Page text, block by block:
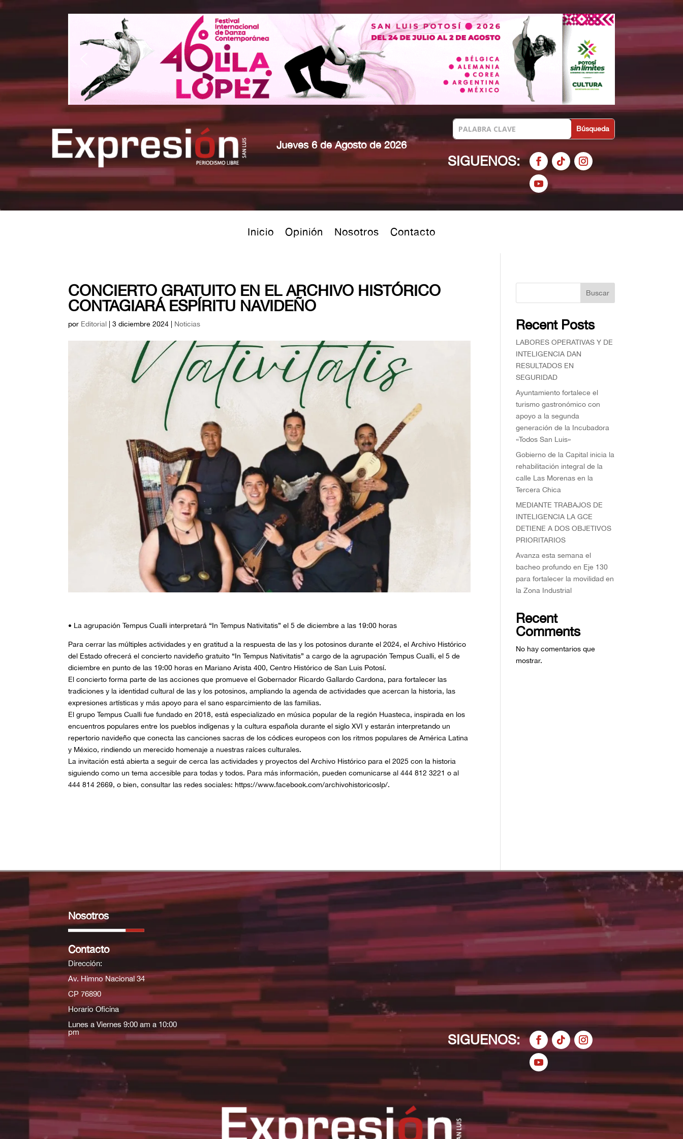
Jueves 6 de Agosto de 2026
SIGUENOS:
Inicio Opinión Nosotros Contacto
CONCIERTO GRATUITO EN EL ARCHIVO HISTÓRICO
CONTAGIARÁ ESPÍRITU NAVIDEÑO
por Editorial |3 diciembre 2024 Noticias
• La agrupación Tempus Cualli interpretará “In Tempus Nativitatis” el 5 de diciembre a las 19:00 horas
Para cerrar las múltiples actividades y en gratitud a la respuesta de las y los potosinos durante el 2024, el Archivo Histórico
del Estado ofrecerá el concierto navideño gratuito “In Tempus Nativitatis” a cargo de la agrupación Tempus Cualli, el 5 de
diciembre en punto de las 19:00 horas en Mariano Arista 400, Centro Histórico de San Luis Potosí.
El concierto forma parte de las acciones que promueve el Gobernador Ricardo Gallardo Cardona, para fortalecer las
tradiciones y la identidad cultural de las y los potosinos, ampliando la agenda de actividades que acercan la historia, las
expresiones artísticas y más apoyo para el sano esparcimiento de las familias.
El grupo Tempus Cualli fue fundado en 2018, está especializado en música popular de la región Huasteca, inspirada en los
encuentros populares entre los pueblos indígenas y la cultura española durante el siglo XVI y estarán interpretando un
repertorio navideño que conecta las canciones sacras de los códices europeos con los ritmos populares de América Latina
y México, rindiendo un merecido homenaje a nuestras raíces culturales.
La invitación está abierta a seguir de cerca las actividades y proyectos del Archivo Histórico para el 2025 con la historia
siguiendo como un tema accesible para todas y todos. Para más información, pueden comunicarse al 444 812 3221 o al
444 814 2669, o bien, consultar las redes sociales: https://www.facebook.com/archivohistoricoslp/.
Buscar
Recent Posts
⁠LABORES OPERATIVAS Y DE
INTELIGENCIA DAN
RESULTADOS EN
SEGURIDAD
Ayuntamiento fortalece el
turismo gastronómico con
apoyo a la segunda
generación de la Incubadora
«Todos San Luis»
Gobierno de la Capital inicia la
rehabilitación integral de la
calle Las Morenas en la
Tercera Chica
MEDIANTE TRABAJOS DE
INTELIGENCIA LA GCE
DETIENE A DOS OBJETIVOS
PRIORITARIOS
Avanza esta semana el
bacheo profundo en Eje 130
para fortalecer la movilidad en
la Zona Industrial
Recent
Comments
No hay comentarios que
mostrar.
Nosotros
Contacto
Dirección:
Av. Himno Nacional 34
CP 76890
Horario Oficina
Lunes a Viernes 9:00 am a 10:00
pm
SIGUENOS: